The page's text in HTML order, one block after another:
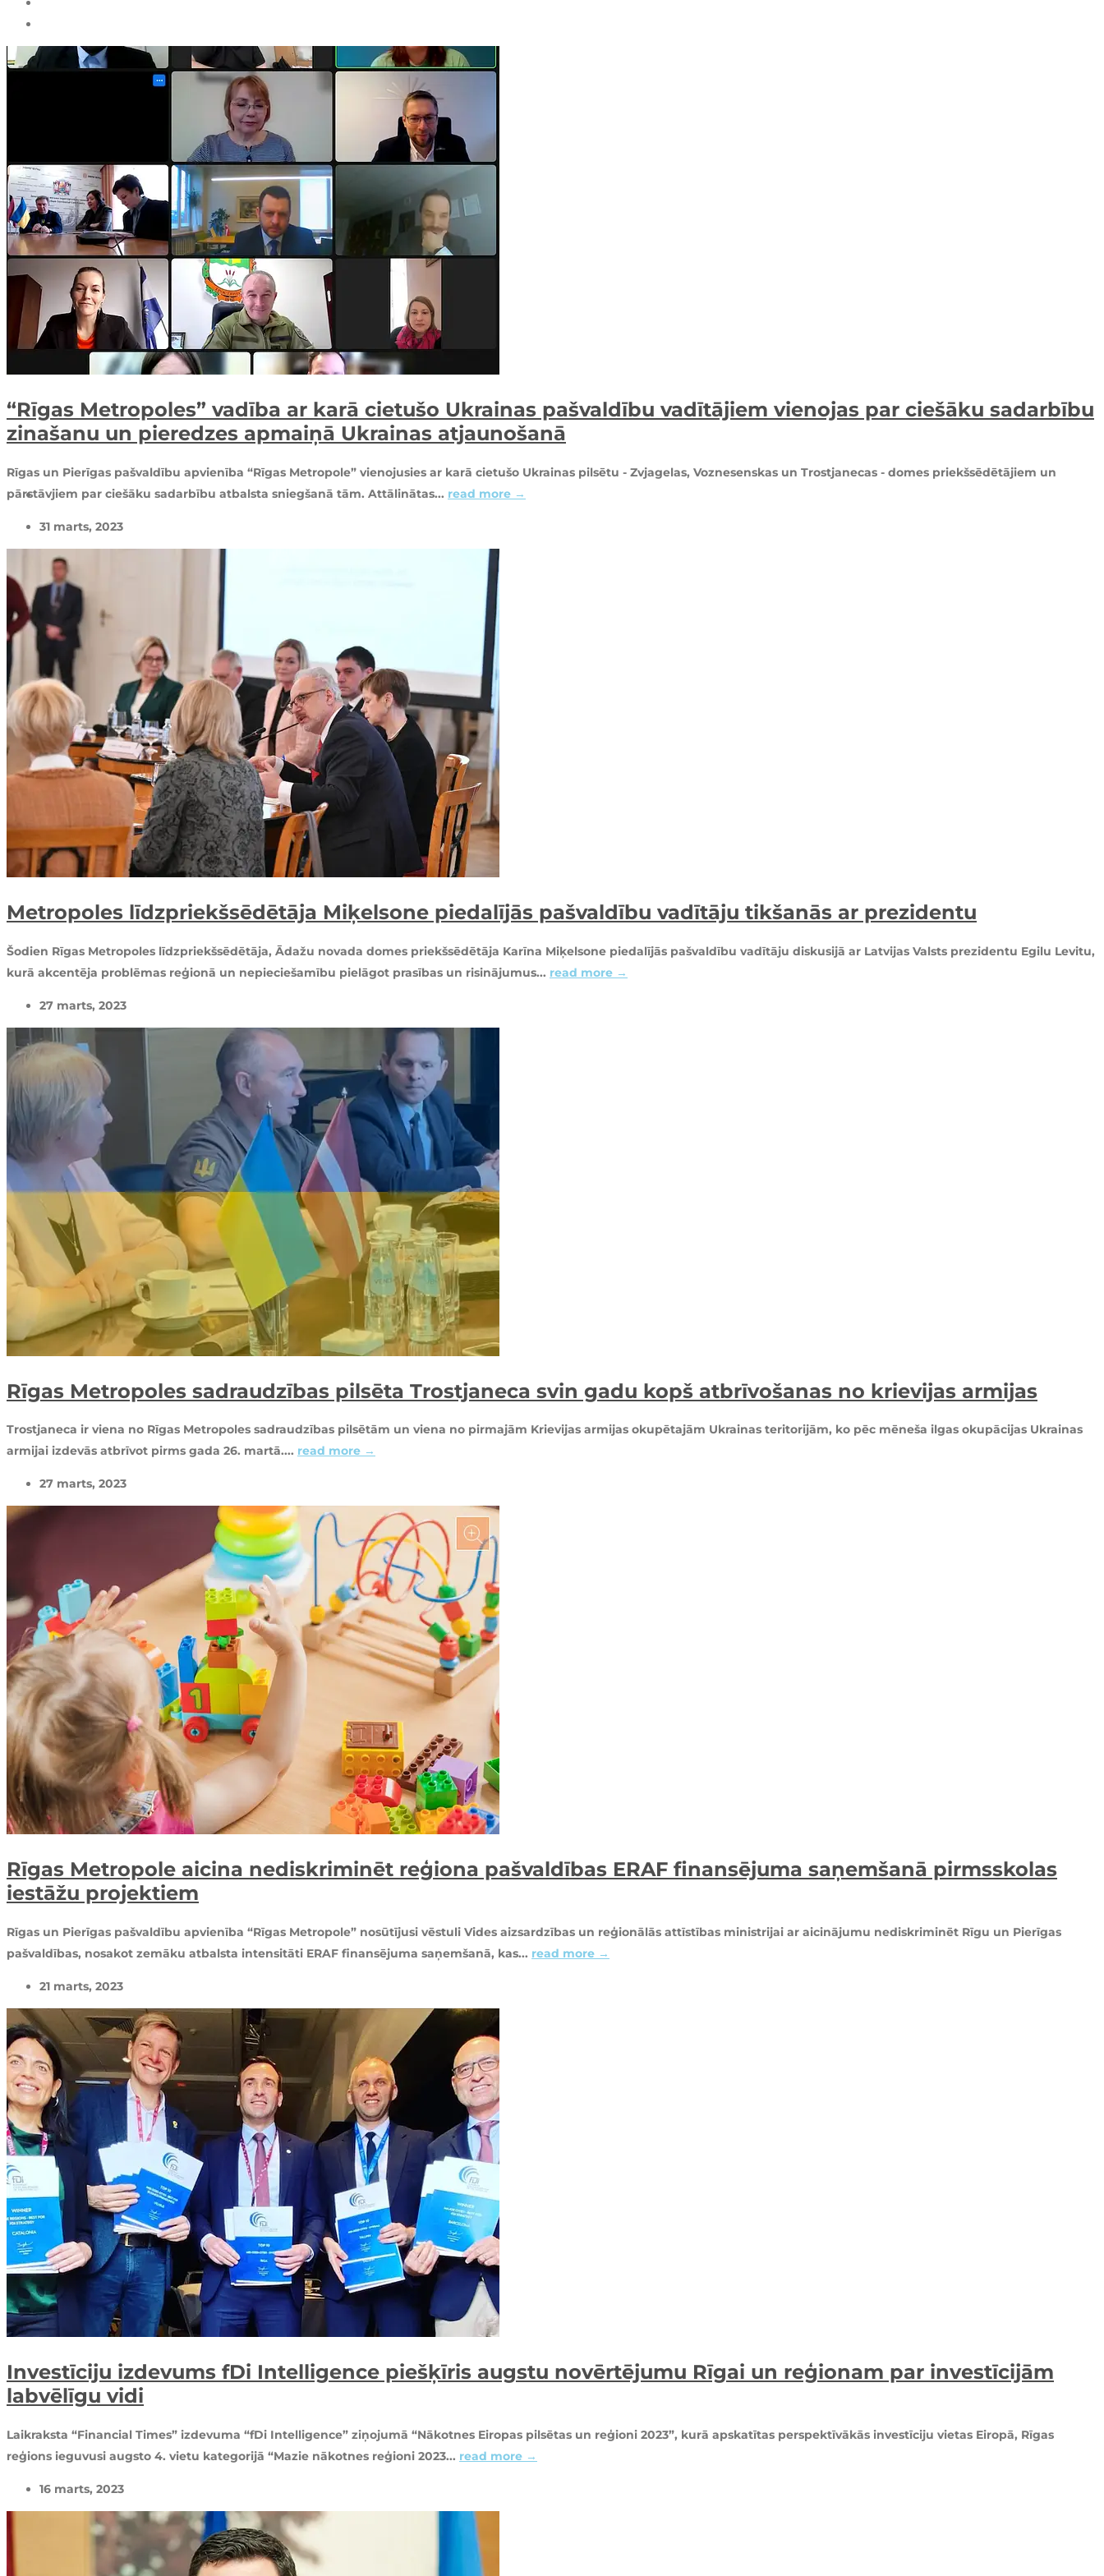
KONTAKTI
“Rīgas Metropoles” vadība ar karā cietušo Ukrainas pašvaldību vadītājiem vienojas par ciešāku sadarbību
zinašanu un pieredzes apmaiņā Ukrainas atjaunošanā
Rīgas un Pierīgas pašvaldību apvienība “Rīgas Metropole” vienojusies ar karā cietušo Ukrainas pilsētu - Zvjagelas, Voznesenskas un Trostjanecas - domes priekšsēdētājiem un
pārstāvjiem par ciešāku sadarbību atbalsta sniegšanā tām. Attālinātas... read more →
31 marts, 2023
Metropoles līdzpriekšsēdētāja Miķelsone piedalījās pašvaldību vadītāju tikšanās ar prezidentu
Šodien Rīgas Metropoles līdzpriekšsēdētāja, Ādažu novada domes priekšsēdētāja Karīna Miķelsone piedalījās pašvaldību vadītāju diskusijā ar Latvijas Valsts prezidentu Egilu Levitu,
kurā akcentēja problēmas reģionā un nepieciešamību pielāgot prasības un risinājumus... read more →
27 marts, 2023
Rīgas Metropoles sadraudzības pilsēta Trostjaneca svin gadu kopš atbrīvošanas no krievijas armijas
Trostjaneca ir viena no Rīgas Metropoles sadraudzības pilsētām un viena no pirmajām Krievijas armijas okupētajām Ukrainas teritorijām, ko pēc mēneša ilgas okupācijas Ukrainas
armijai izdevās atbrīvot pirms gada 26. martā.... read more →
27 marts, 2023
Rīgas Metropole aicina nediskriminēt reģiona pašvaldības ERAF finansējuma saņemšanā pirmsskolas
iestāžu projektiem
Rīgas un Pierīgas pašvaldību apvienība “Rīgas Metropole” nosūtījusi vēstuli Vides aizsardzības un reģionālās attīstības ministrijai ar aicinājumu nediskriminēt Rīgu un Pierīgas
pašvaldības, nosakot zemāku atbalsta intensitāti ERAF finansējuma saņemšanā, kas... read more →
21 marts, 2023
Investīciju izdevums fDi Intelligence piešķīris augstu novērtējumu Rīgai un reģionam par investīcijām
labvēlīgu vidi
Laikraksta “Financial Times” izdevuma “fDi Intelligence” ziņojumā “Nākotnes Eiropas pilsētas un reģioni 2023”, kurā apskatītas perspektīvākās investīciju vietas Eiropā, Rīgas
reģions ieguvusi augsto 4. vietu kategorijā “Mazie nākotnes reģioni 2023... read more →
16 marts, 2023